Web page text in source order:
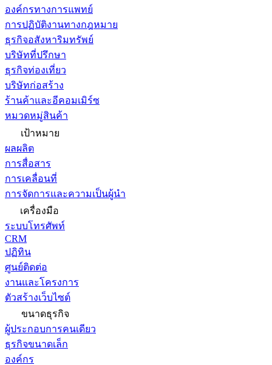
องค์กรทางการแพทย์
การปฏิบัติงานทางกฎหมาย
ธุรกิจอสังหาริมทรัพย์
บริษัทที่ปรึกษา
ธุรกิจท่องเที่ยว
บริษัทก่อสร้าง
ร้านค้าและอีคอมเมิร์ซ
หมวดหมู่สินค้า
เป้าหมาย
ผลผลิต
การสื่อสาร
การเคลื่อนที่
การจัดการและความเป็นผู้นำ
เครื่องมือ
ระบบโทรศัพท์
CRM
ปฏิทิน
ศูนย์ติดต่อ
งานและโครงการ
ตัวสร้างเว็บไซต์
ขนาดธุรกิจ
ผู้ประกอบการคนเดียว
ธุรกิจขนาดเล็ก
องค์กร